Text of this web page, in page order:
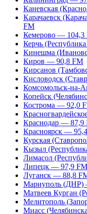
Каневская
Карачаевск
FM
Кемерово — 104,3
Керчь
Кинешма
Киров — 90,8 FM
Кирсанов
Кисловодск
Комсомольск-на-
Копейск
Кострома — 92,0
Краснодар — 87,9
Красноярск —
Курская
Кызыл
Лимасол
Липецк — 97,9 FM
Луганск — 88,8
Мариуполь (ДНР)
Матвеев Курган
Мелитополь
Миасс